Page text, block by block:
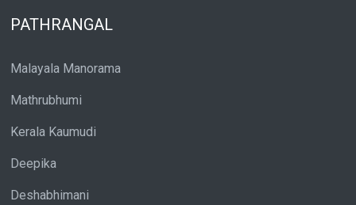
PATHRANGAL
Malayala Manorama
Mathrubhumi
Kerala Kaumudi
Deepika
Deshabhimani